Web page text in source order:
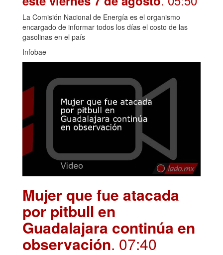
La Comisión Nacional de Energía es el organismo
encargado de informar todos los días el costo de las
gasolinas en el país
Infobae
Mujer que fue atacada
por pitbull en
Guadalajara continúa en
observación. 07:40